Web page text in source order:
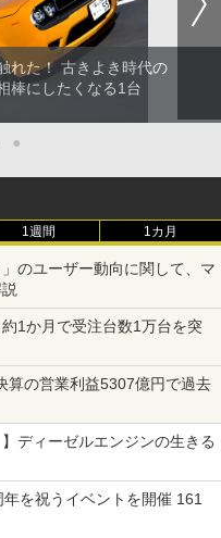
れた！ 古きよき時代の
棒にしたくなる1台
●
1週間 1カ月
のユーザー動向に関して、マ
1か月で受注台数1万台を突
算の営業利益5307億円で過去
ディーゼルエンジンの生きる
を祝うイベントを開催 161